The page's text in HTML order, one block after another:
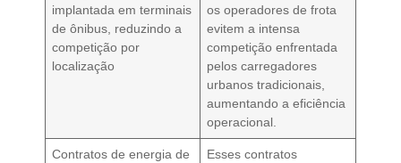
implantada em terminais
de ônibus, reduzindo a
competição por
localização
os operadores de frota
evitem a intensa
competição enfrentada
pelos carregadores
urbanos tradicionais,
aumentando a eficiência
operacional.
Contratos de energia de
Esses contratos